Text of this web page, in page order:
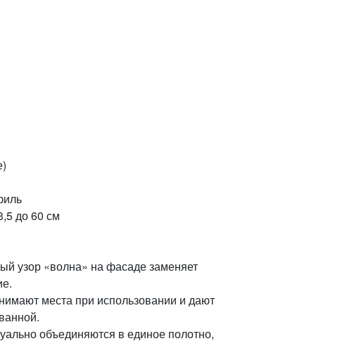
до 60 см
узор «волна» на фасаде заменяет
места при использовании и дают
объединяются в единое полотно,